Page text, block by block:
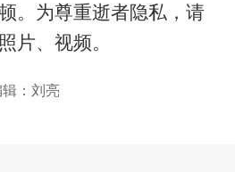
。为尊重逝者隐私，请
片、视频。
：刘亮